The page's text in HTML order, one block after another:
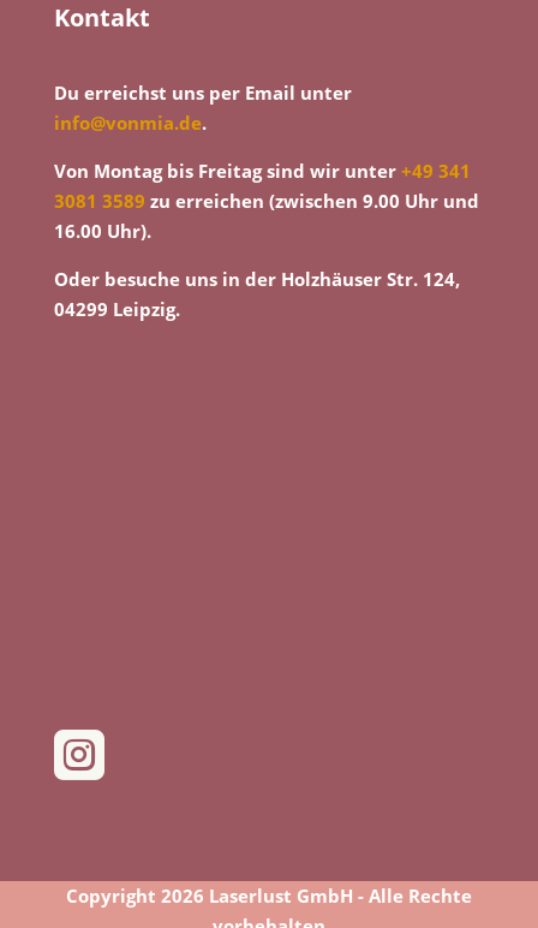
Kontakt
Du erreichst uns per Email unter
info@vonmia.de.
Von Montag bis Freitag sind wir unter +49 341
3081 3589 zu erreichen (zwischen 9.00 Uhr und
16.00 Uhr).
Oder besuche uns in der Holzhäuser Str. 124,
04299 Leipzig.

Copyright 2026 Laserlust GmbH - Alle Rechte